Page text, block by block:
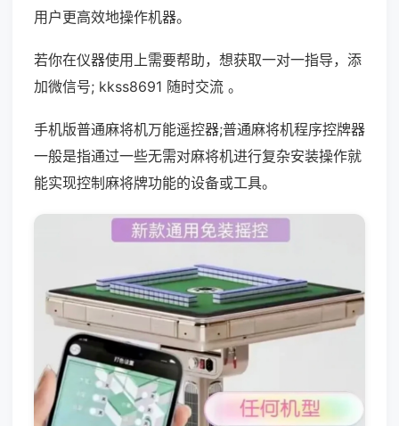
用户更高效地操作机器。
若你在仪器使用上需要帮助，想获取一对一指导，添
加微信号; kkss8691 随时交流 。
手机版普通麻将机万能遥控器;普通麻将机程序控牌器
一般是指通过一些无需对麻将机进行复杂安装操作就
能实现控制麻将牌功能的设备或工具。